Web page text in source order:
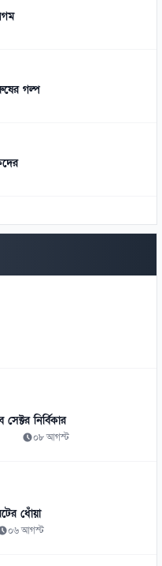
গল্প
ডন
ত্রিবেদী
নির্বিকার
০৮ আগস্ট
ধোঁয়া
০৬ আগস্ট